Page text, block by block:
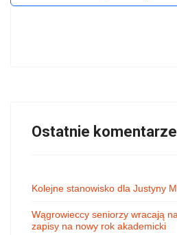
Ostatnie komentarze
Kolejne stanowisko dla Justyny
Wągrowieccy seniorzy wracają
zapisy na nowy rok akademicki